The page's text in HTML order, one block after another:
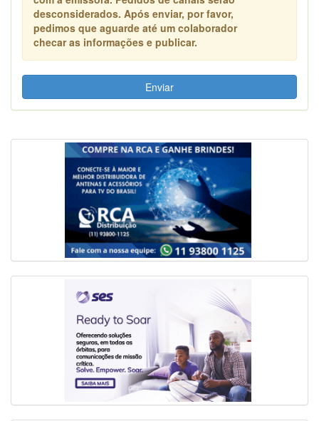
desconsiderados. Após enviar, por favor,
pedimos que aguarde até um colaborador
checar as informações e publicar.
Enviar